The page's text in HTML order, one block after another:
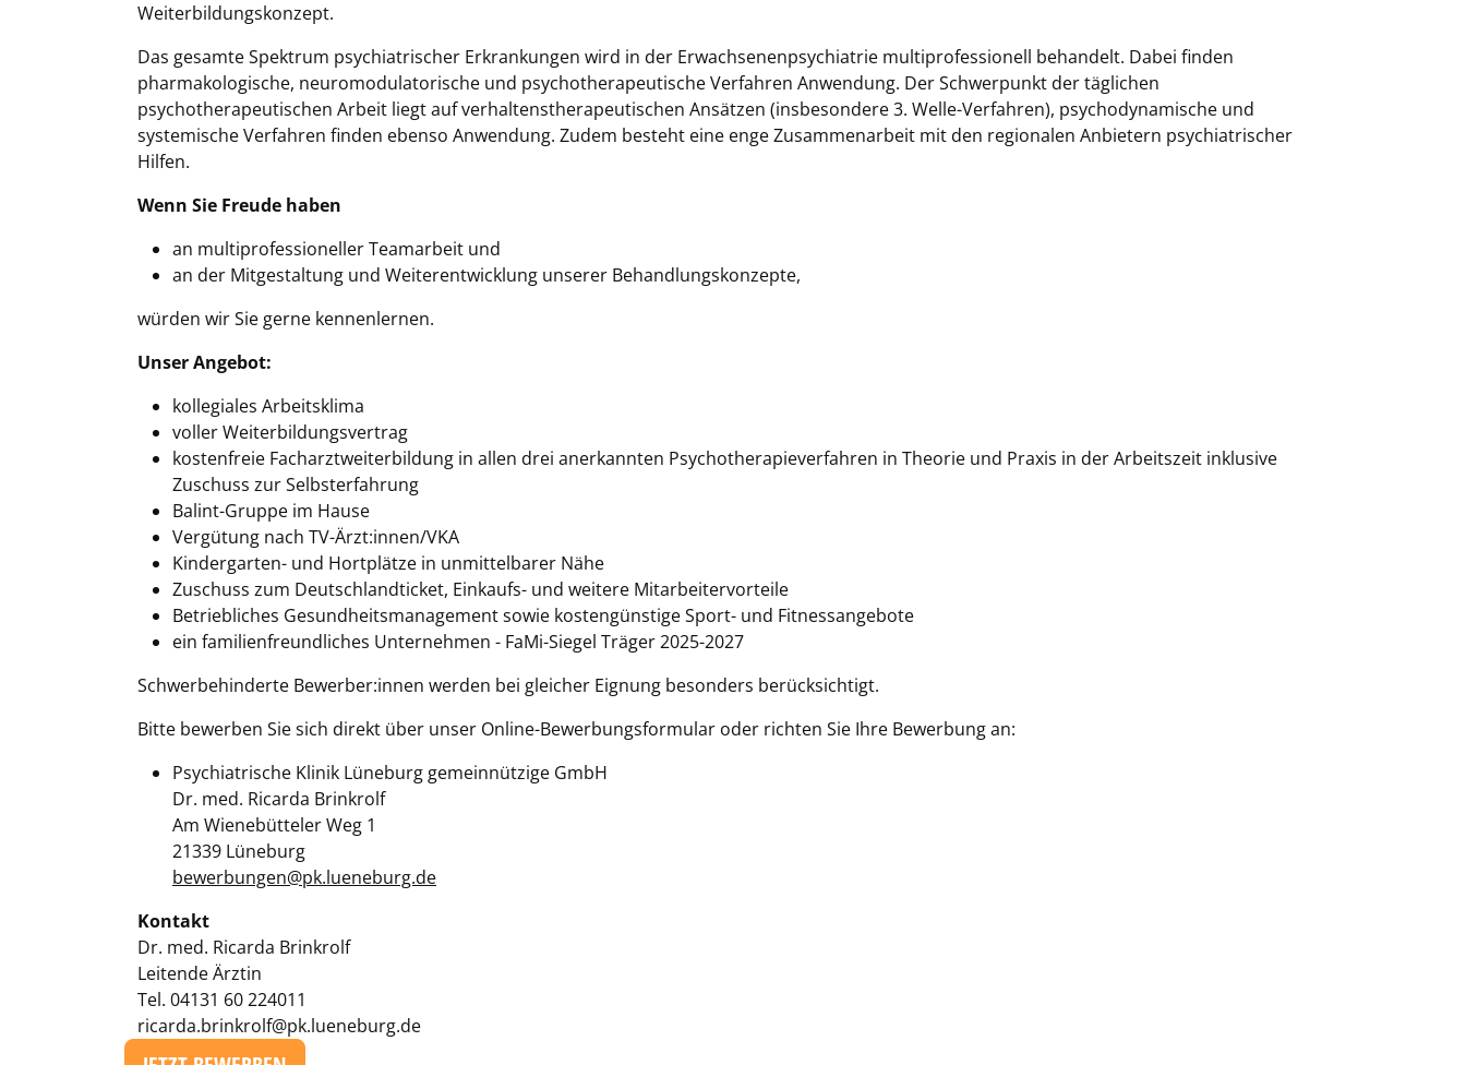
Weiterbildungskonzept.
Das gesamte Spektrum psychiatrischer Erkrankungen wird in der Erwachsenenpsychiatrie multiprofessionell behandelt. Dabei finden
pharmakologische, neuromodulatorische und psychotherapeutische Verfahren Anwendung. Der Schwerpunkt der täglichen
psychotherapeutischen Arbeit liegt auf verhaltenstherapeutischen Ansätzen (insbesondere 3. Welle-Verfahren), psychodynamische und
systemische Verfahren finden ebenso Anwendung. Zudem besteht eine enge Zusammenarbeit mit den regionalen Anbietern psychiatrischer
Hilfen.
Wenn Sie Freude haben
an multiprofessioneller Teamarbeit und
an der Mitgestaltung und Weiterentwicklung unserer Behandlungskonzepte,
würden wir Sie gerne kennenlernen.
Unser Angebot:
kollegiales Arbeitsklima
voller Weiterbildungsvertrag
kostenfreie Facharztweiterbildung in allen drei anerkannten Psychotherapieverfahren in Theorie und Praxis in der Arbeitszeit inklusive
Zuschuss zur Selbsterfahrung
Balint-Gruppe im Hause
Vergütung nach TV-Ärzt:innen/VKA
Kindergarten- und Hortplätze in unmittelbarer Nähe
Zuschuss zum Deutschlandticket, Einkaufs- und weitere Mitarbeitervorteile
Betriebliches Gesundheitsmanagement sowie kostengünstige Sport- und Fitnessangebote
ein familienfreundliches Unternehmen - FaMi-Siegel Träger 2025-2027
Schwerbehinderte Bewerber:innen werden bei gleicher Eignung besonders berücksichtigt.
Bitte bewerben Sie sich direkt über unser Online-Bewerbungsformular oder richten Sie Ihre Bewerbung an:
Psychiatrische Klinik Lüneburg gemeinnützige GmbH
Dr. med. Ricarda Brinkrolf
Am Wienebütteler Weg 1
21339 Lüneburg
bewerbungen@pk.lueneburg.de
Kontakt
Dr. med. Ricarda Brinkrolf
Leitende Ärztin
Tel. 04131 60 224011
ricarda.brinkrolf@pk.lueneburg.de